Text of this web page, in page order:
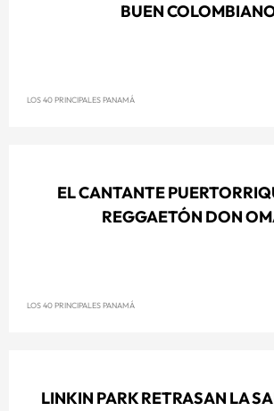
BUEN
LOS 40 PRINCIPALES PANAMÁ
EL CANTANTE
REGGAETÓN DON
LOS 40 PRINCIPALES PANAMÁ
LINKIN PARK RETRASAN LA